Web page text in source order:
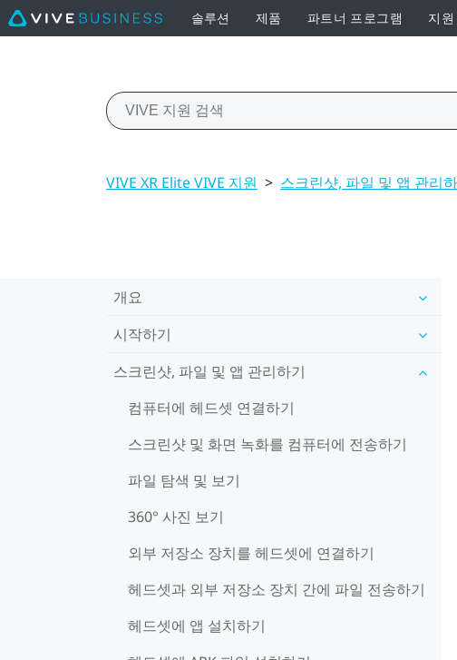
솔루션 제품 파트너 프로그램 지원
VIVE XR Elite VIVE 지원 > 스크린샷, 파일 및 앱 관리
개요
시작하기
스크린샷, 파일 및 앱 관리하기
컴퓨터에 헤드셋 연결하기
스크린샷 및 화면 녹화를 컴퓨터에 전송하기
파일 탐색 및 보기
360° 사진 보기
외부 저장소 장치를 헤드셋에 연결하기
헤드셋과 외부 저장소 장치 간에 파일 전송하기
헤드셋에 앱 설치하기